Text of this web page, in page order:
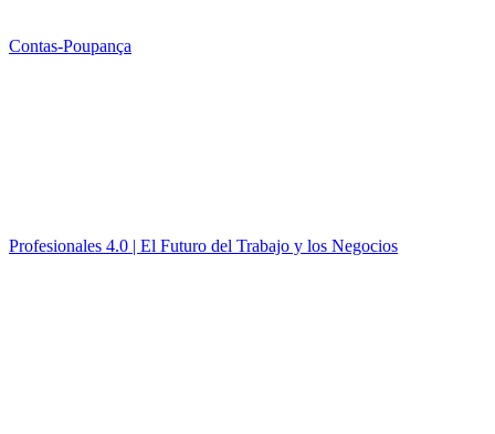
Contas-Poupança
Profesionales 4.0 | El Futuro del Trabajo y los Negocios